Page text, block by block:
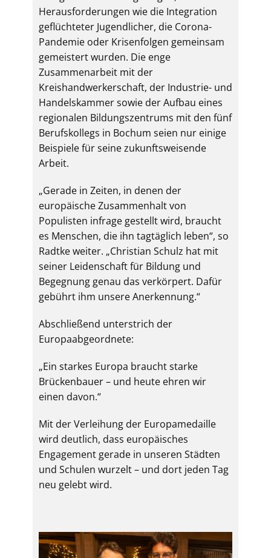
Herausforderungen wie die Integration
geflüchteter Jugendlicher, die Corona-
Pandemie oder Krisenfolgen gemeinsam
gemeistert wurden. Die enge
Zusammenarbeit mit der
Kreishandwerkerschaft, der Industrie- und
Handelskammer sowie der Aufbau eines
regionalen Bildungszentrums mit den fünf
Berufskollegs in Bochum seien nur einige
Beispiele für seine zukunftsweisende
Arbeit.
„Gerade in Zeiten, in denen der
europäische Zusammenhalt von
Populisten infrage gestellt wird, braucht
es Menschen, die ihn tagtäglich leben“, so
Radtke weiter. „Christian Schulz hat mit
seiner Leidenschaft für Bildung und
Begegnung genau das verkörpert. Dafür
gebührt ihm unsere Anerkennung.“
Abschließend unterstrich der
Europaabgeordnete:
„Ein starkes Europa braucht starke
Brückenbauer – und heute ehren wir
einen davon.“
Mit der Verleihung der Europamedaille
wird deutlich, dass europäisches
Engagement gerade in unseren Städten
und Schulen wurzelt – und dort jeden Tag
neu gelebt wird.